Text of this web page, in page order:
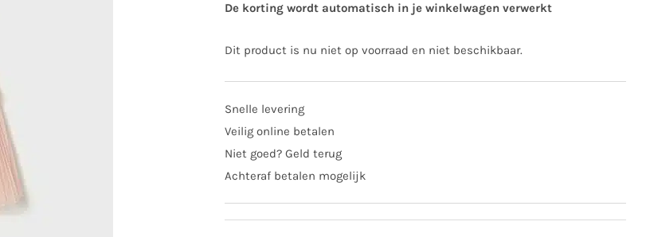
De korting wordt automatisch in je winkelwagen verwerkt
Dit product is nu niet op voorraad en niet beschikbaar.
Snelle levering
Veilig online betalen
Niet goed? Geld terug
Achteraf betalen mogelijk